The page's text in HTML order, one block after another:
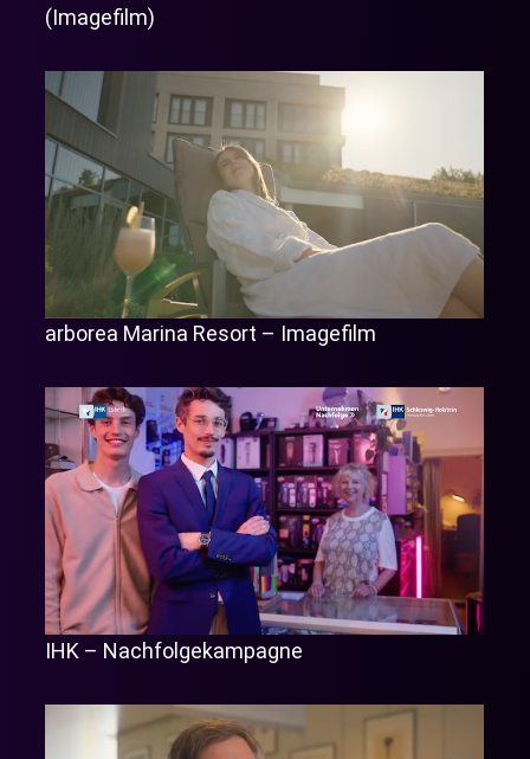
(Imagefilm)
arborea Marina Resort – Imagefilm
IHK – Nachfolgekampagne